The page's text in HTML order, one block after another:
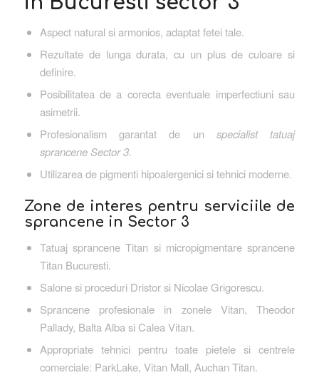
Aspect natural si armonios, adaptat fetei tale.
Rezultate de lunga durata, cu un plus de culoare si
definire.
Posibilitatea de a corecta eventuale imperfectiuni sau
asimetrii.
Profesionalism garantat de unspecialist tatuaj
sprancene Sector 3.
Utilizarea de pigmenti hipoalergenici si tehnici moderne.
Zone de interes pentru serviciile de
sprancene in Sector 3
Tatuaj sprancene Titan si micropigmentare sprancene
Titan Bucuresti.
Salone si proceduri Dristor si Nicolae Grigorescu.
Sprancene profesionale in zonele Vitan, Theodor
Pallady, Balta Alba si Calea Vitan.
Appropriate tehnici pentru toate pietele si centrele
comerciale: ParkLake, Vitan Mall, Auchan Titan.